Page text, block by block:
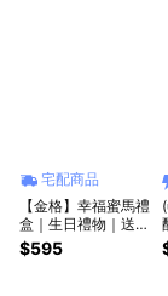
宅配商品
【金格】幸福蜜馬禮
盒｜生日禮物｜送禮
推薦｜感謝禮
$595